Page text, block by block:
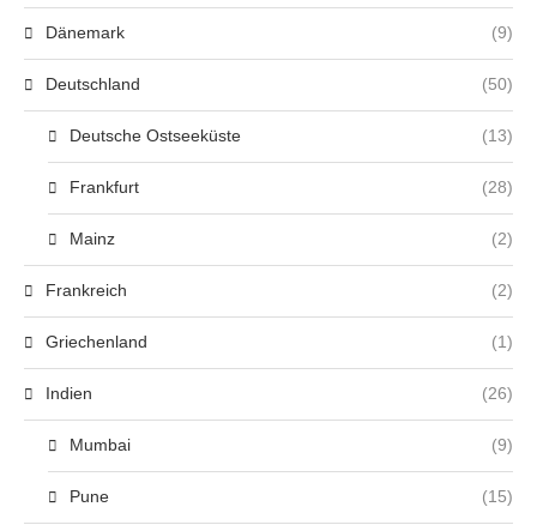
Dänemark (9)
Deutschland (50)
Deutsche Ostseeküste (13)
Frankfurt (28)
Mainz (2)
Frankreich (2)
Griechenland (1)
Indien (26)
Mumbai (9)
Pune (15)